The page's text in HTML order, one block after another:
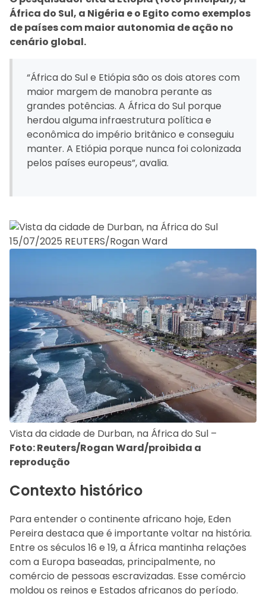
África do Sul, a Nigéria e o Egito como exemplos
de países com maior autonomia de ação no
cenário global.
“África do Sul e Etiópia são os dois atores com
maior margem de manobra perante as
grandes potências. A África do Sul porque
herdou alguma infraestrutura política e
econômica do império britânico e conseguiu
manter. A Etiópia porque nunca foi colonizada
pelos países europeus”, avalia.
Vista da cidade de Durban, na África do Sul –
Foto: Reuters/Rogan Ward/proibida a
reprodução
Contexto histórico
Para entender o continente africano hoje, Eden
Pereira destaca que é importante voltar na história.
Entre os séculos 16 e 19, a África mantinha relações
com a Europa baseadas, principalmente, no
comércio de pessoas escravizadas. Esse comércio
moldou os reinos e Estados africanos do período.